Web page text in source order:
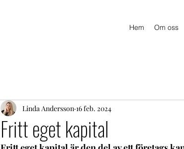
Hem Om oss
Fritt eget kapital
Linda Andersson 16 feb. 2024